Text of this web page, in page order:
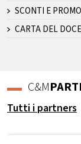
SCONTI E
CARTA DEL
C&M
Tutti i partners